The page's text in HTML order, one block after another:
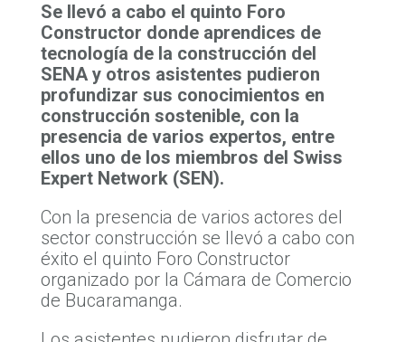
Se llevó a cabo el quinto Foro
Constructor donde aprendices de
tecnología de la construcción del
SENA y otros asistentes pudieron
profundizar sus conocimientos en
construcción sostenible, con la
presencia de varios expertos, entre
ellos uno de los miembros del Swiss
Expert Network (SEN).
Con la presencia de varios actores del
sector construcción se llevó a cabo con
éxito el quinto Foro Constructor
organizado por la Cámara de Comercio
de Bucaramanga.